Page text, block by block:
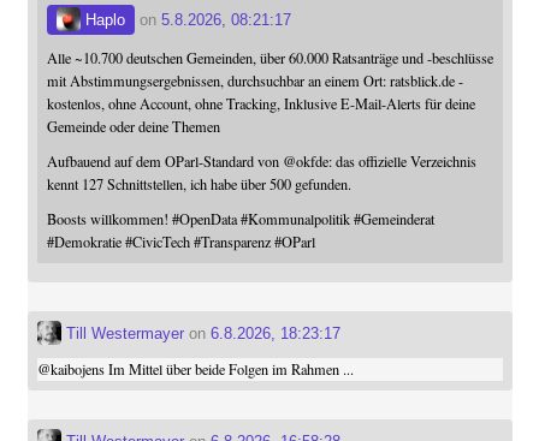
Haplo on 5.8.2026, 08:21:17
Alle ~10.700 deutschen Gemeinden, über 60.000 Ratsanträge und -beschlüsse
mit Abstimmungsergebnissen, durchsuchbar an einem Ort: ratsblick.de -
kostenlos, ohne Account, ohne Tracking, Inklusive E-Mail-Alerts für deine
Gemeinde oder deine Themen
Aufbauend auf dem OParl-Standard von @okfde: das offizielle Verzeichnis
kennt 127 Schnittstellen, ich habe über 500 gefunden.
Boosts willkommen! #OpenData #Kommunalpolitik #Gemeinderat
#Demokratie #CivicTech #Transparenz #OParl
Till Westermayeron 6.8.2026, 18:23:17
@kaibojensIm Mittel über beide Folgen im Rahmen ...